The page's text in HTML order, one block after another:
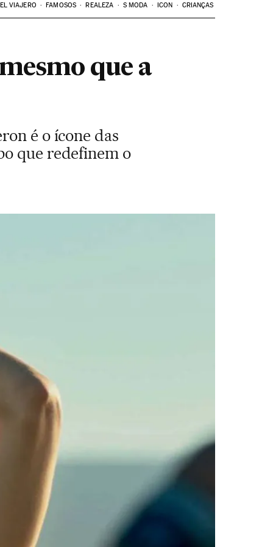
EL VIAJERO FAMOSOS REALEZA S MODA ICON CRIANÇAS
que a
é o ícone das
que redefinem o